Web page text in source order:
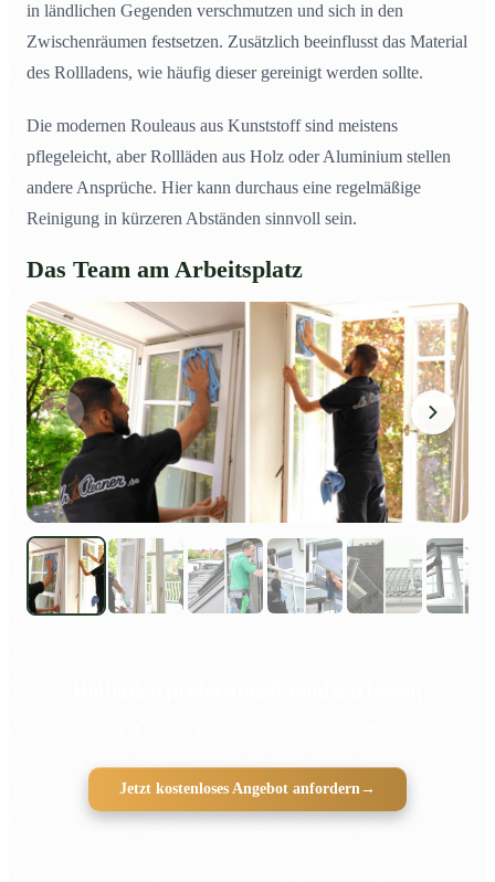
in ländlichen Gegenden verschmutzen und sich in den
Zwischenräumen festsetzen. Zusätzlich beeinflusst das Material
des Rollladens, wie häufig dieser gereinigt werden sollte.
Die modernen Rouleaus aus Kunststoff sind meistens
pflegeleicht, aber Rollläden aus Holz oder Aluminium stellen
andere Ansprüche. Hier kann durchaus eine regelmäßige
Reinigung in kürzeren Abständen sinnvoll sein.
Das Team am Arbeitsplatz
Jetzt kostenloses Angebot anfordern→